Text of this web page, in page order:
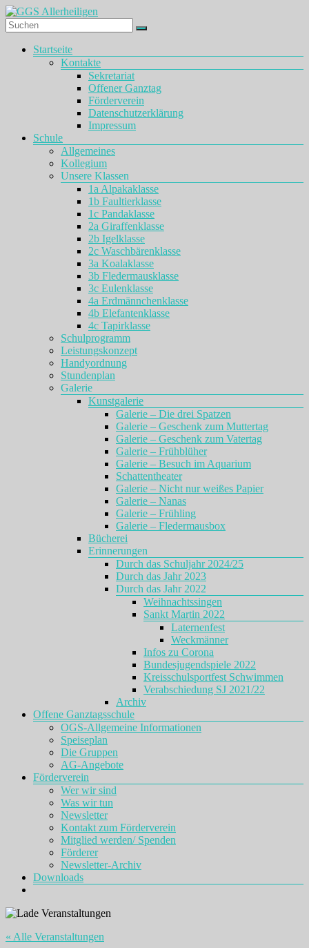
Zum
Inhalt
springen
GGS
Allerheiligen
Menü
Startseite
Kontakte
Sekretariat
Offener Ganztag
Förderverein
Datenschutzerklärung
Impressum
Schule
Allgemeines
Kollegium
Unsere Klassen
1a Alpakaklasse
1b Faultierklasse
1c Pandaklasse
2a Giraffenklasse
2b Igelklasse
2c Waschbärenklasse
3a Koalaklasse
3b Fledermausklasse
3c Eulenklasse
4a Erdmännchenklasse
4b Elefantenklasse
4c Tapirklasse
Schulprogramm
Leistungskonzept
Handyordnung
Stundenplan
Galerie
Kunstgalerie
Galerie – Die drei Spatzen
Galerie – Geschenk zum Muttertag
Galerie – Geschenk zum Vatertag
Galerie – Frühblüher
Galerie – Besuch im Aquarium
Schattentheater
Galerie – Nicht nur weißes Papier
Galerie – Nanas
Galerie – Frühling
Galerie – Fledermausbox
Bücherei
Erinnerungen
Durch das Schuljahr 2024/25
Durch das Jahr 2023
Durch das Jahr 2022
Weihnachtssingen
Sankt Martin 2022
Laternenfest
Weckmänner
Infos zu Corona
Bundesjugendspiele 2022
Kreisschulsportfest Schwimmen
Verabschiedung SJ 2021/22
Archiv
Offene Ganztagsschule
OGS-Allgemeine Informationen
Speiseplan
Die Gruppen
AG-Angebote
Förderverein
Wer wir sind
Was wir tun
Newsletter
Kontakt zum Förderverein
Mitglied werden/ Spenden
Förderer
Newsletter-Archiv
Downloads
« Alle Veranstaltungen